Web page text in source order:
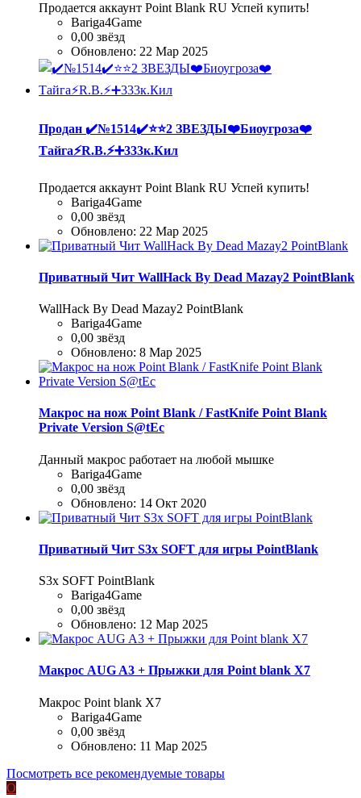
Продается аккаунт Point Blank RU Успей купить!
Bariga4Game
0,00 звёзд
Обновлено: 22 Мар 2025
Продан ✔️№1514✔️⭐️⭐️2 ЗВЕЗДЫ❤️Биоугроза❤️
Тайга⚡R.B.⚡➕333к.Кил
Продается аккаунт Point Blank RU Успей купить!
Bariga4Game
0,00 звёзд
Обновлено: 22 Мар 2025
Приватный Чит WallHack By Dead Mazay2 PointBlank
WallHack By Dead Mazay2 PointBlank
Bariga4Game
0,00 звёзд
Обновлено: 8 Мар 2025
Макрос на нож Point Blank / FastKnife Point Blank
Private Version S@tEc
Данный макрос работает на любой мышке
Bariga4Game
0,00 звёзд
Обновлено: 14 Окт 2020
Приватный Чит S3x SOFT для игры PointBlank
S3x SOFT PointBlank
Bariga4Game
0,00 звёзд
Обновлено: 12 Мар 2025
Макрос AUG A3 + Прыжки для Point blank Х7
Макрос Point blank Х7
Bariga4Game
0,00 звёзд
Обновлено: 11 Мар 2025
Посмотреть все рекомендуемые товары
O